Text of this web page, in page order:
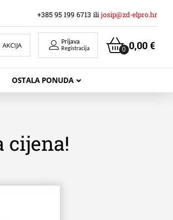
+385 95 199 6713 ili josip@zd-elpro.hr
AKCIJA Prijava
Registracija 0,00€
0
OSTALA PONUDA
MREŽNI LAN KABELI
TELEKOMUNIKACIJSKI KABELI
cijena!